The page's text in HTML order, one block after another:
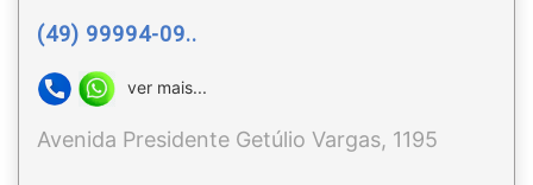
(49) 99994-09..
ver mais...
Avenida Presidente Getúlio Vargas, 1195